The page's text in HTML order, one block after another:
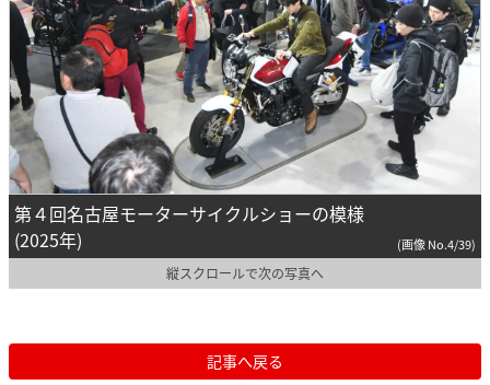
第４回名古屋モーターサイクルショーの模様
(2025年)
(画像 No.4/39)
縦スクロールで次の写真へ
記事へ戻る